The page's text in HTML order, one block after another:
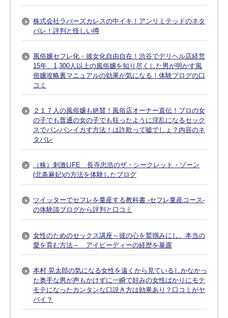
株式会社ラバーズカレスの中イキ！アンリミテッドのネタ
バレ！評判と怪しい噂
風俗嬢セフレ化・彼女化自由自在！渋谷でデリヘル店経営
15年、1,300人以上の風俗嬢を知り尽くした男が明かす風
俗嬢攻略裏マニュアルの効果が気になる！体験ブログの口
コミ
２１７人の風俗嬢も絶賛！風俗店オーナー直伝！プロの女
の子でも普通の女の子でも狂ったように淫乱になるセック
スでバンバンイカす方法！は詐欺って嘘でしょ？内容のネ
タバレ
（株）刺激LIFE 長寺忠浩のザ・シークレット・ゾーン
(北条麻妃)の方法を体験したブログ
ツイッターでセフレを量産する教科書 -セフレ量産コース-
の体験談ブログから評判と口コミ
女性のためのセックス講座～彼の心を鷲掴みにし、本当の
愛を育む方法～ アイピーディーの経歴を暴露
本村 晃太郎の気になる女性を遠くから見ているしかなかっ
た奥手な男が声もかけずに一瞬で好みの女性ばかりにモテ
モテになったカンタンな口説き方は効果あり？口コミがヤ
バイ？